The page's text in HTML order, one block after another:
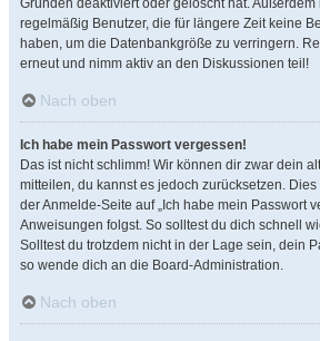
Gründen deaktiviert oder gelöscht hat.
regelmäßig Benutzer, die für längere Zeit keine
haben, um die Datenbankgröße zu verringern.
erneut und nimm aktiv an den Diskussionen teil!
Nach oben
Ich habe mein Passwort vergessen!
Das ist nicht schlimm! Wir können dir zwar dein
mitteilen, du kannst es jedoch zurücksetzen.
der Anmelde-Seite auf „Ich habe mein Passwort
Anweisungen folgst. So solltest du dich schnell
Solltest du trotzdem nicht in der Lage sein, dein
so wende dich an die Board-Administration.
Nach oben